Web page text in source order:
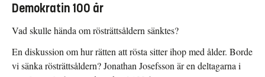
Demokratin 100 år
Vad skulle hända om rösträttsåldern sänktes?
En diskussion om hur rätten att rösta sitter ihop med ålder. Borde
vi sänka rösträttsåldern? Jonathan Josefsson är en deltagarna i